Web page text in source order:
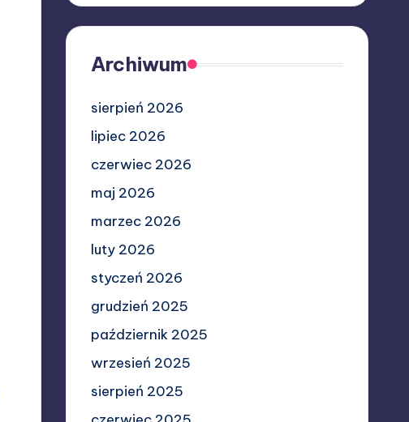
Archiwum
sierpień 2026
lipiec 2026
czerwiec 2026
maj 2026
marzec 2026
luty 2026
styczeń 2026
grudzień 2025
październik 2025
wrzesień 2025
sierpień 2025